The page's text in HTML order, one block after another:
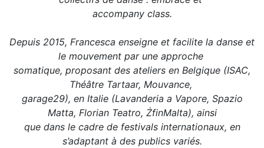
accompany class.
Depuis 2015, Francesca enseigne et facilite la danse et
le mouvement par une approche
somatique, proposant des ateliers en Belgique (ISAC,
Théâtre Tartaar, Mouvance,
garage29), en Italie (Lavanderia a Vapore, Spazio
Matta, Florian Teatro, ŻfinMalta), ainsi
que dans le cadre de festivals internationaux, en
s’adaptant à des publics variés.